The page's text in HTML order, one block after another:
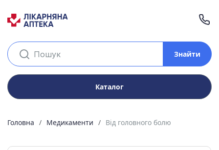
Каталог
Знайти
Головна Медикаменти Від головного болю